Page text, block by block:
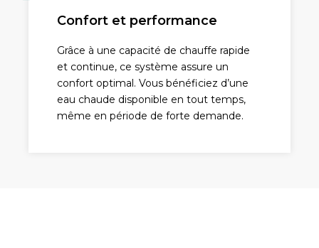
Confort et performance
Grâce à une capacité de chauffe rapide
et continue, ce système assure un
confort optimal. Vous bénéficiez d’une
eau chaude disponible en tout temps,
même en période de forte demande.